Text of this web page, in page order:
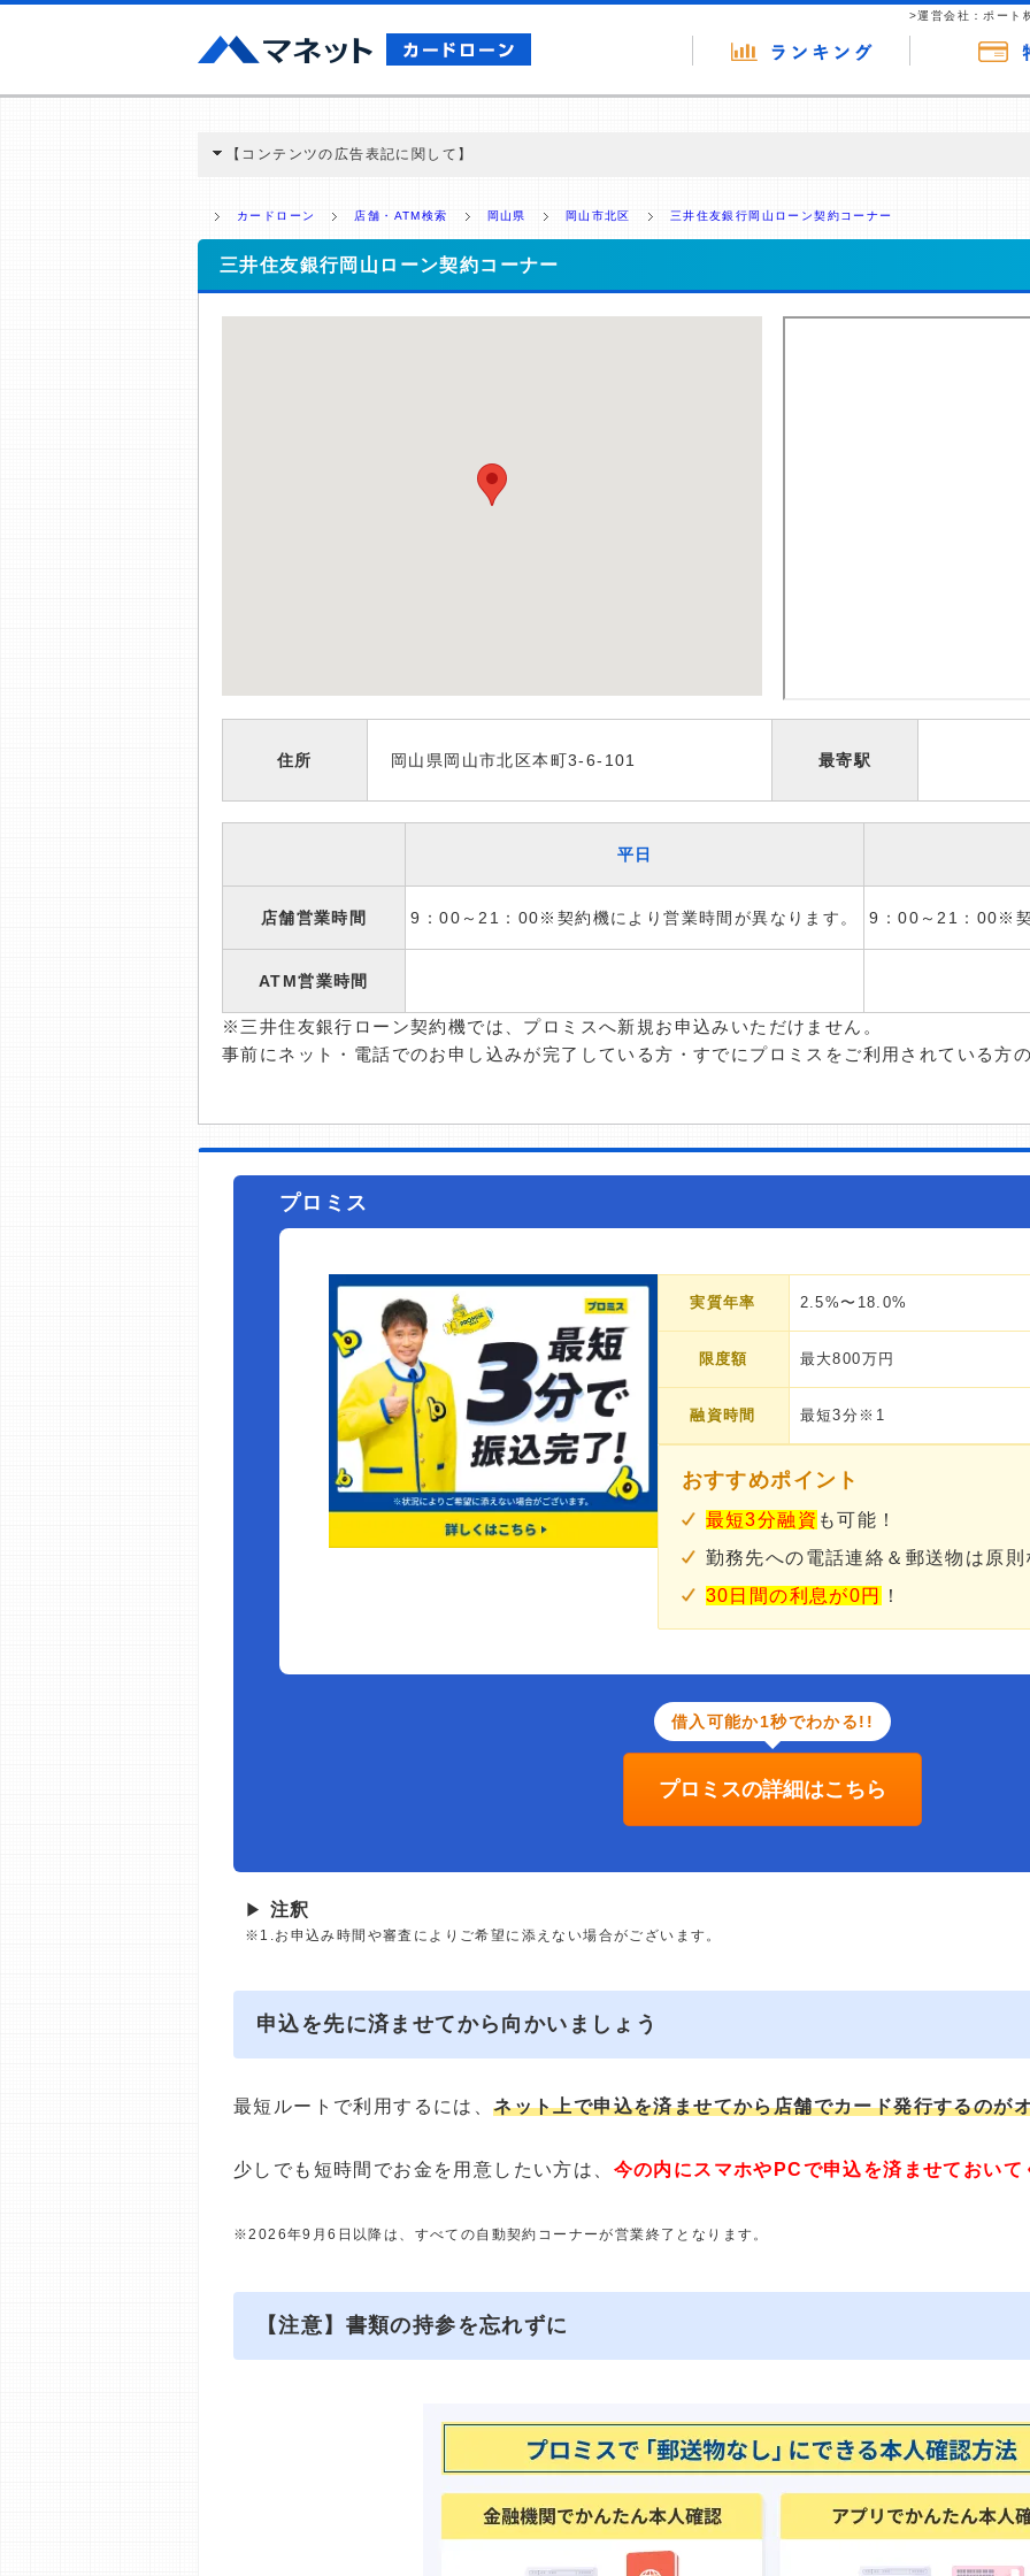
>運営会社：ポート
【コンテンツの広告表記に関して】
ミ収集などに基づき、公平性を担保した情報提供を行っています。
>提携企業一覧
カードローン 店舗・ATM検索 岡山県 岡山市北区 三井住友銀行岡山ローン契約コーナー
三井住友銀行岡山ローン契約コーナー
住所 岡山県岡山市北区本町3-6-101 最寄駅
平日
店舗営業時間 9：00～21：00※契約機により営業時間が異なります。 9：00～21：00※
ATM営業時間
※三井住友銀行ローン契約機では、プロミスへ新規お申込みいただけません。
事前にネット・電話でのお申し込みが完了している方・すでにプロミスをご利用されている方
プロミス
実質年率 2.5%〜18.0%
限度額 最大800万円
融資時間 最短3分※1
おすすめポイント
最短3分融資 も可能！
勤務先への電話連絡＆郵送物は原則
30日間の利息が0円
！
借入可能か1秒でわかる!!
プロミスの詳細はこちら
▶ 注釈
※1.お申込み時間や審査によりご希望に添えない場合がございます。
申込を先に済ませてから向かいましょう
最短ルートで利用するには、ネット上で申込を済ませてから店舗でカード発行するのが
少しでも短時間でお金を用意したい方は、 今の内にスマホやPCで申込を済ませておいて
※2026年9月6日以降は、すべての自動契約コーナーが営業終了となります。
【注意】書類の持参を忘れずに